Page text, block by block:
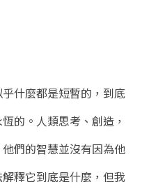
什麼都是短暫的，到底
的。人類思考、創造，
們的智慧並沒有因為他
釋它到底是什麼，但我